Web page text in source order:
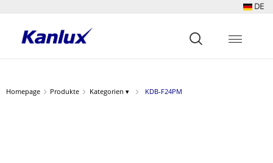
DE
główna
Homepage Produkte Kategorien ▾ KDB-F24PM